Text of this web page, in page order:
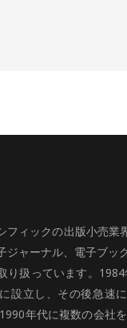
フィックの出版小売業
ジャーナル、電子ブッ
り扱っています。
設立し、その後急速
年代に複数の会社